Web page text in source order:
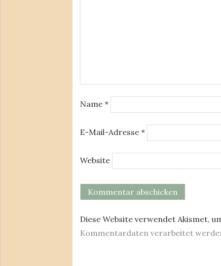
Name *
E-Mail-Adresse *
Website
Diese Website verwendet Akismet,
Kommentardaten verarbeitet